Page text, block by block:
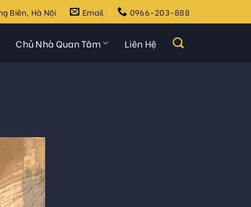
Biên, Hà Nội Email 0966-203-888
Chủ Nhà Quan Tâm Liên Hệ